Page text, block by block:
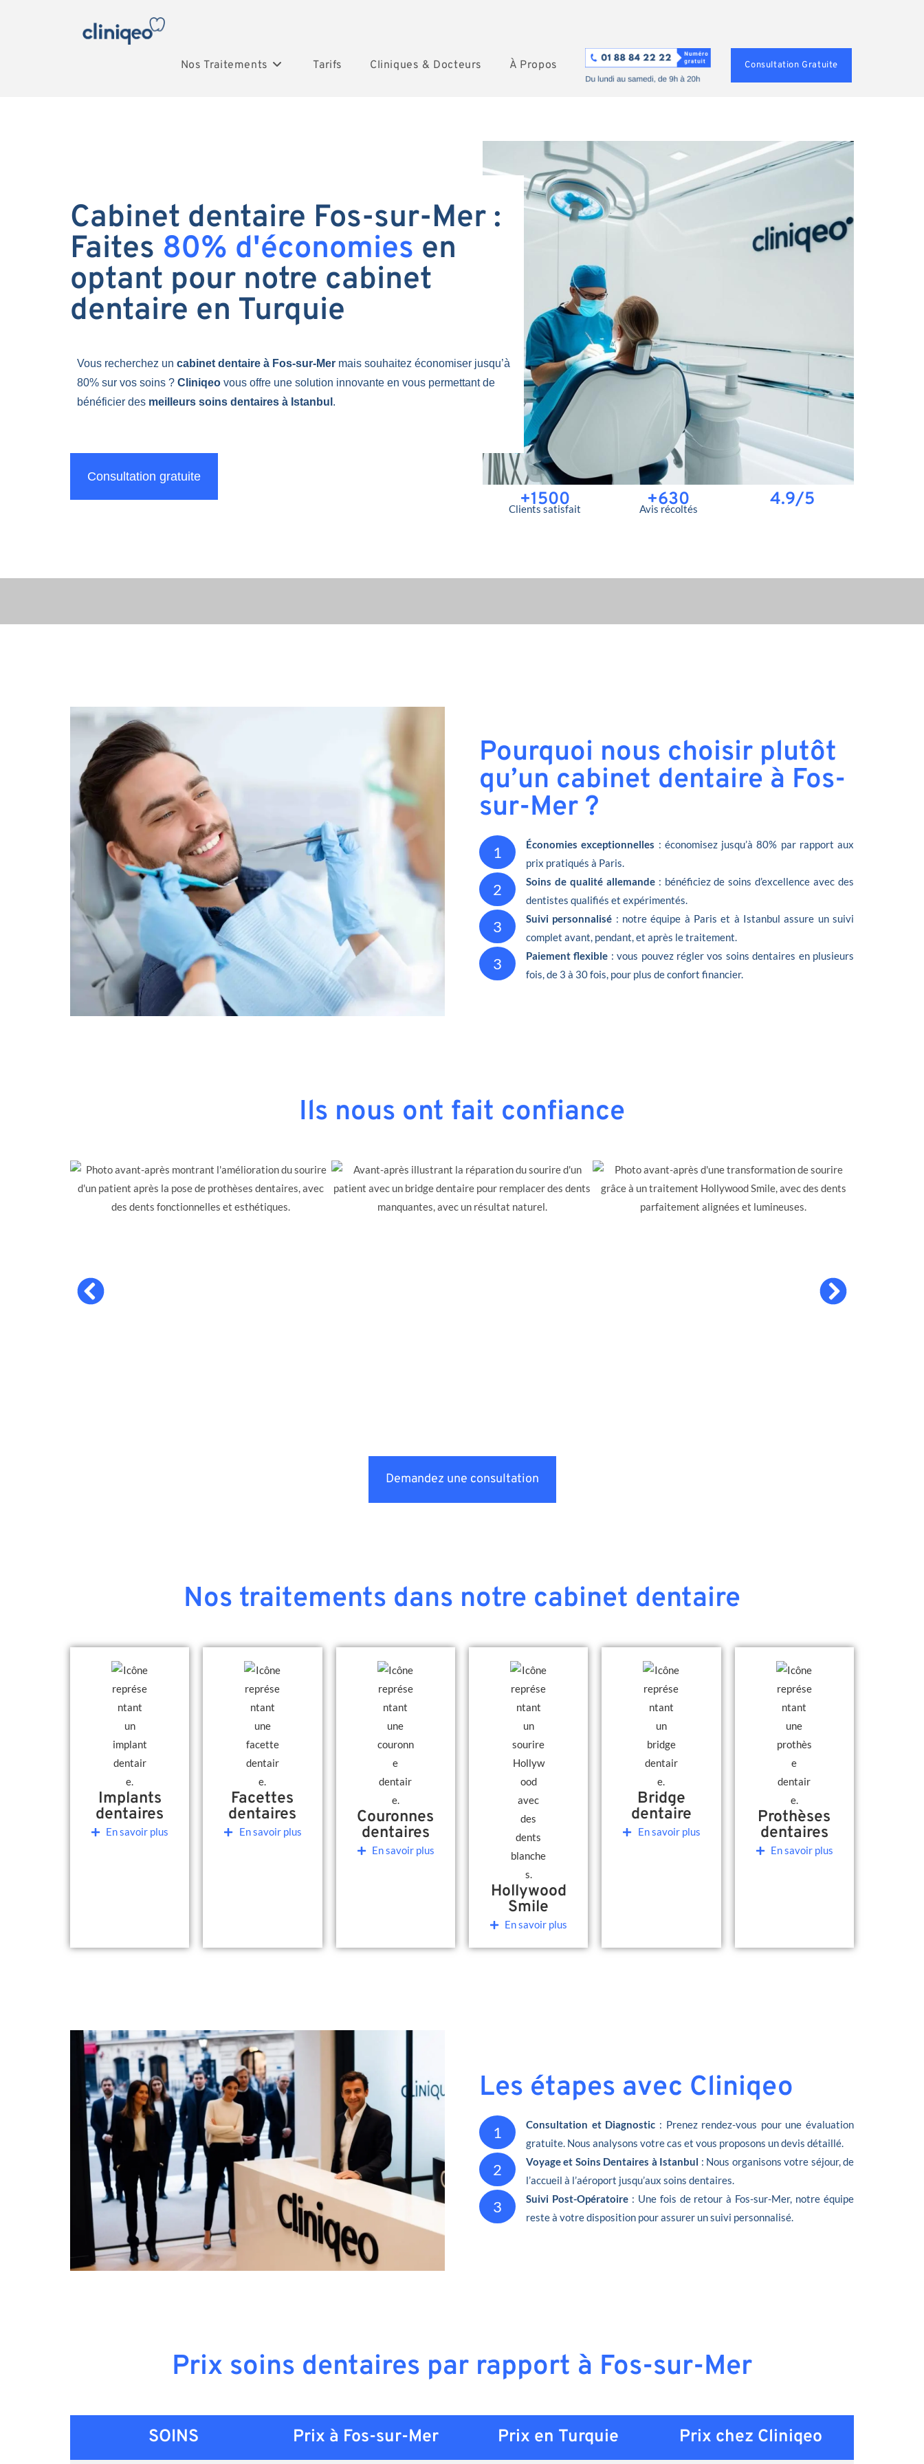
Nos Traitements Tarifs Cliniques & Docteurs À Propos Consultation Gratuite
Cabinet dentaire Fos-sur-Mer :
Faites 80% d'économies en
optant pour notre cabinet
dentaire en Turquie
Vous recherchez un cabinet dentaire à Fos-sur-Mer mais souhaitez économiser jusqu’à
80% sur vos soins ? Cliniqeo vous offre une solution innovante en vous permettant de
bénéficier des meilleurs soins dentaires à Istanbul .
Consultation gratuite
+1500
Clients satisfait +630
Avis récoltés 4.9/5
Pourquoi nous choisir plutôt
qu’un cabinet dentaire à Fos-
sur-Mer ?
1 Économies exceptionnelles : économisez jusqu’à 80% par rapport aux
prix pratiqués à Paris.
2 Soins de qualité allemande: bénéficiez de soins d’excellence avec des
dentistes qualifiés et expérimentés.
3 Suivi personnalisé : notre équipe à Paris et à Istanbul assure un suivi
complet avant, pendant, et après le traitement.
3 Paiement flexible : vous pouvez régler vos soins dentaires en plusieurs
fois, de 3 à 30 fois, pour plus de confort financier.
Ils nous ont fait confiance
Demandez une consultation
Nos traitements dans notre cabinet dentaire
Implants
dentaires
En savoir plus
Facettes
dentaires
En savoir plus
Couronnes
dentaires
En savoir plus
Hollywood
Smile
En savoir plus
Bridge
dentaire
En savoir plus
Prothèses
dentaires
En savoir plus
Les étapes avec Cliniqeo
1 Consultation et Diagnostic : Prenez rendez-vous pour une évaluation
gratuite. Nous analysons votre cas et vous proposons un devis détaillé.
2 Voyage et Soins Dentaires à Istanbul : Nous organisons votre séjour, de
l’accueil à l’aéroport jusqu’aux soins dentaires.
3 Suivi Post-Opératoire : Une fois de retour à Fos-sur-Mer, notre équipe
reste à votre disposition pour assurer un suivi personnalisé.
Prix soins dentaires par rapport à Fos-sur-Mer
SOINS Prix à Fos-sur-Mer Prix en Turquie Prix chez Cliniqeo